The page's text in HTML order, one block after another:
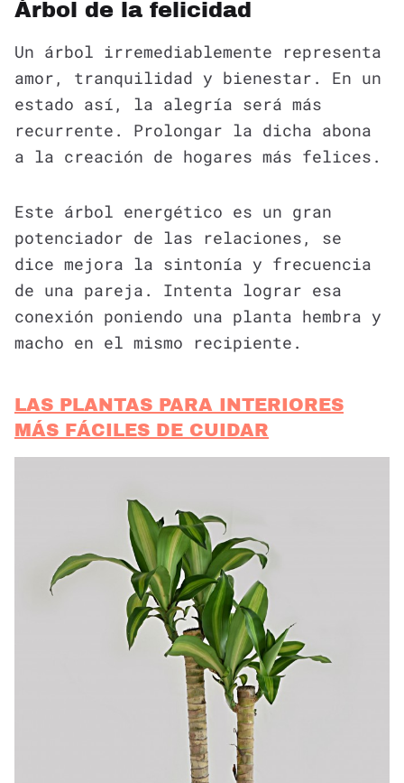
Árbol de la felicidad
Un árbol irremediablemente representa
amor, tranquilidad y bienestar. En un
estado así, la alegría será más
recurrente. Prolongar la dicha abona
a la creación de hogares más felices.
Este árbol energético es un gran
potenciador de las relaciones, se
dice mejora la sintonía y frecuencia
de una pareja. Intenta lograr esa
conexión poniendo una planta hembra y
macho en el mismo recipiente.
LAS PLANTAS PARA INTERIORES
MÁS FÁCILES DE CUIDAR